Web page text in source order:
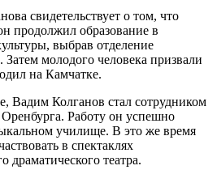
свидетельствует о том, что
продолжил образование в
выбрав отделение
Затем молодого человека призвали
на Камчатке.
Вадим Колганов стал сотрудником
Работу он успешно
училище. В это же время
в спектаклях
драматического театра.